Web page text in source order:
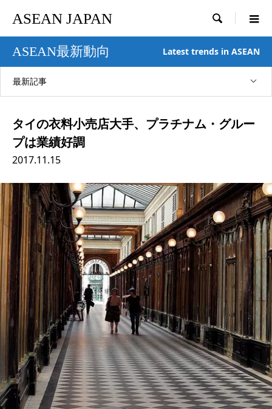
ASEAN JAPAN 
ASEAN最新動向 Latest trends in ASEAN
最新記事
タイの衣料小売店大手、プラチナム・グルー
プは業績好調
2017.11.15